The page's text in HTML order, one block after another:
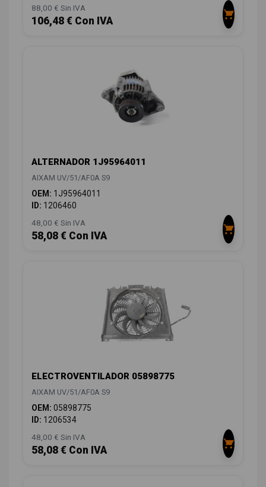
88,00 € Sin IVA
106,48 € Con IVA
ALTERNADOR 1J95964011
AIXAM UV/51/AF0A S9
OEM: 1J95964011
ID: 1206460
48,00 € Sin IVA
58,08 € Con IVA
ELECTROVENTILADOR 05898775
AIXAM UV/51/AF0A S9
OEM: 05898775
ID: 1206534
48,00 € Sin IVA
58,08 € Con IVA